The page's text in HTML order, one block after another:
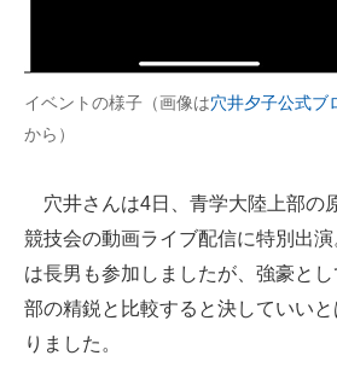
エネルギーの専門メディア
イベントの様子（画像は穴井夕子公式ブ
から）
穴井さんは4日、青学大陸上部の
競技会の動画ライブ配信に特別出
は長男も参加しましたが、強豪と
部の精鋭と比較すると決していい
りました。